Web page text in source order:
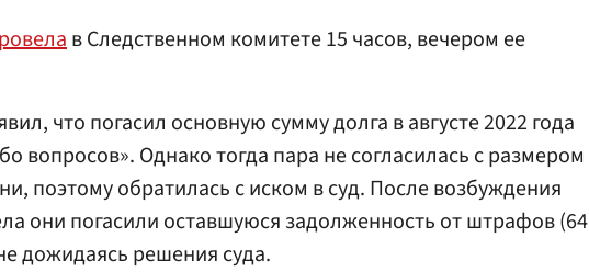
в Следственном комитете 15 часов, вечером ее
что погасил основную сумму долга в августе 2022 года
вопросов». Однако тогда пара не согласилась с размером
поэтому обратилась с иском в суд. После возбуждения
они погасили оставшуюся задолженность от штрафов (64
дожидаясь решения суда.